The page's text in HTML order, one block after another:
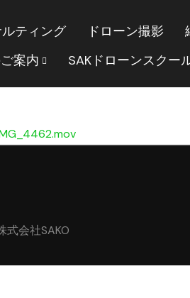
ティング ドローン撮影
案内
SAKドローンスクー
会社SAKO